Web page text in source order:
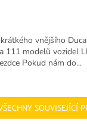
vnějšího
111 modelů vozidel
Pokud nám do...
SOUVISEJÍCÍ